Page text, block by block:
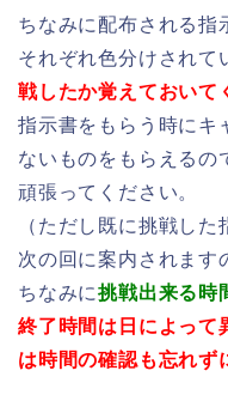
ちなみに配布される指
それぞれ色分けされて
戦したか覚えておいて
指示書をもらう時にキ
ないものをもらえるの
頑張ってください。
（ただし既に挑戦し
次の回に案内されます
ちなみに挑戦出来る時
終了時間は日によって
は時間の確認も忘れず